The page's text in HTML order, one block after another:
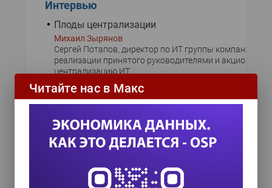
Интервью
Плоды централизации
Михаил Зырянов
Сергей Потапов, директор по ИТ группы компаний
реализации принятого руководителями и
централизацию ИТ.
Архив
2018 2017 2016 2015
2014 2013 2012 2011
2009 ...
Читайте нас в Макс